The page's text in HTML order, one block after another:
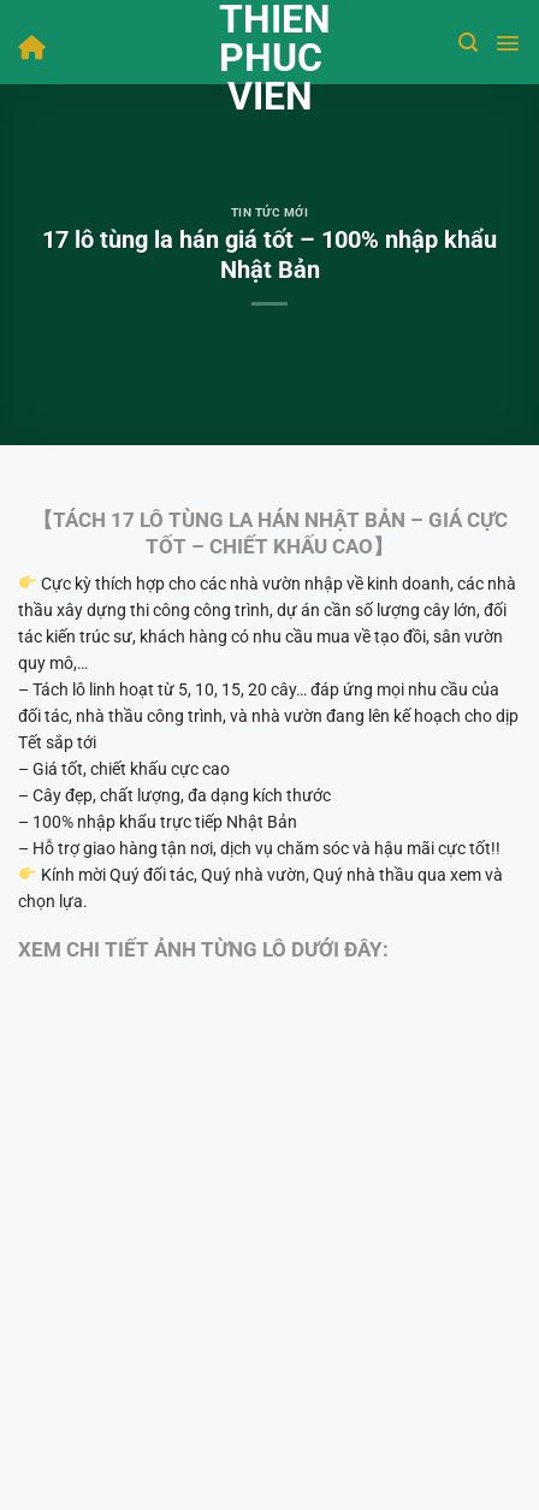
qua
THIEN
PHUC
VIEN
TIN TỨC MỚI
17 lô tùng la hán giá tốt – 100% nhập khẩu
Nhật Bản
【TÁCH 17 LÔ TÙNG LA HÁN NHẬT BẢN – GIÁ CỰC
TỐT – CHIẾT KHẤU CAO】
Cực kỳ thích hợp cho các nhà vườn nhập về kinh doanh, các nhà
thầu xây dựng thi công công trình, dự án cần số lượng cây lớn, đối
tác kiến trúc sư, khách hàng có nhu cầu mua về tạo đồi, sân vườn
quy mô,…
– Tách lô linh hoạt từ 5, 10, 15, 20 cây… đáp ứng mọi nhu cầu của
đối tác, nhà thầu công trình, và nhà vườn đang lên kế hoạch cho dịp
Tết sắp tới
– Giá tốt, chiết khấu cực cao
– Cây đẹp, chất lượng, đa dạng kích thước
– 100% nhập khẩu trực tiếp Nhật Bản
– Hỗ trợ giao hàng tận nơi, dịch vụ chăm sóc và hậu mãi cực tốt!!
Kính mời Quý đối tác, Quý nhà vườn, Quý nhà thầu qua xem và
chọn lựa.
XEM CHI TIẾT ẢNH TỪNG LÔ DƯỚI ĐÂY: